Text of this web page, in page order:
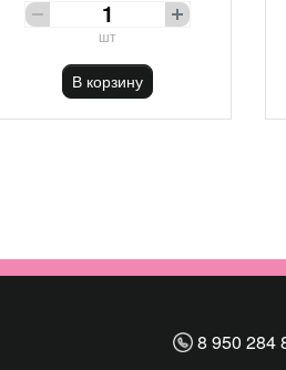
шт
В корзину
8 950 284